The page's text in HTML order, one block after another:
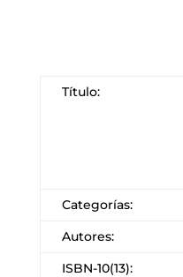
Título:
Categorías:
Autores:
ISBN-10(13):